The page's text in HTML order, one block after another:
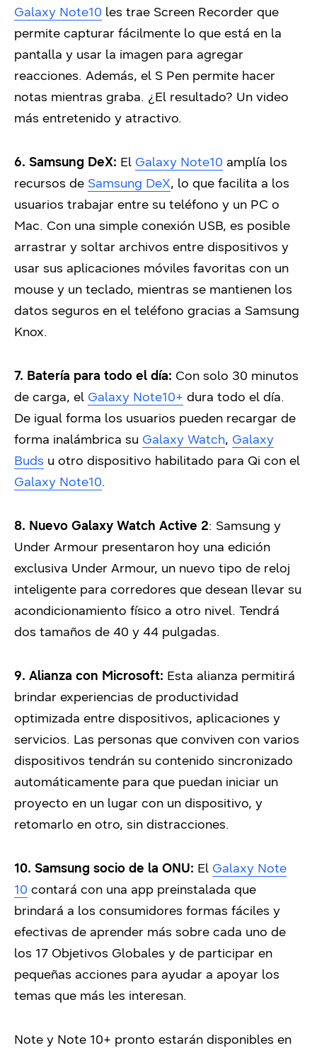
Galaxy Note10 les trae Screen Recorder que
permite capturar fácilmente lo que está en la
pantalla y usar la imagen para agregar
reacciones. Además, el S Pen permite hacer
notas mientras graba. ¿El resultado? Un video
más entretenido y atractivo.
6. Samsung DeX: El Galaxy Note10 amplía los
recursos de Samsung DeX, lo que facilita a los
usuarios trabajar entre su teléfono y un PC o
Mac. Con una simple conexión USB, es posible
arrastrar y soltar archivos entre dispositivos y
usar sus aplicaciones móviles favoritas con un
mouse y un teclado, mientras se mantienen los
datos seguros en el teléfono gracias a Samsung
Knox.
7. Batería para todo el día: Con solo 30 minutos
de carga, el Galaxy Note10+ dura todo el día.
De igual forma los usuarios pueden recargar de
forma inalámbrica su Galaxy Watch, Galaxy
Buds u otro dispositivo habilitado para Qi con el
Galaxy Note10.
8. Nuevo Galaxy Watch Active 2: Samsung y
Under Armour presentaron hoy una edición
exclusiva Under Armour, un nuevo tipo de reloj
inteligente para corredores que desean llevar su
acondicionamiento físico a otro nivel. Tendrá
dos tamaños de 40 y 44 pulgadas.
9. Alianza con Microsoft: Esta alianza permitirá
brindar experiencias de productividad
optimizada entre dispositivos, aplicaciones y
servicios. Las personas que conviven con varios
dispositivos tendrán su contenido sincronizado
automáticamente para que puedan iniciar un
proyecto en un lugar con un dispositivo, y
retomarlo en otro, sin distracciones.
10. Samsung socio de la ONU: El Galaxy Note
10 contará con una app preinstalada que
brindará a los consumidores formas fáciles y
efectivas de aprender más sobre cada uno de
los 17 Objetivos Globales y de participar en
pequeñas acciones para ayudar a apoyar los
temas que más les interesan.
Note y Note 10+ pronto estarán disponibles en